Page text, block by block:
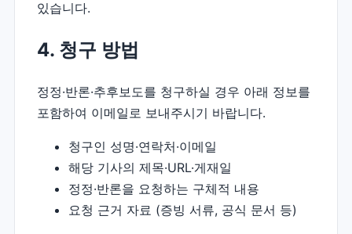
있습니다.
4. 청구 방법
정정·반론·추후보도를 청구하실 경우 아래 정보를
포함하여 이메일로 보내주시기 바랍니다.
청구인 성명·연락처·이메일
해당 기사의 제목·URL·게재일
정정·반론을 요청하는 구체적 내용
요청 근거 자료 (증빙 서류, 공식 문서 등)